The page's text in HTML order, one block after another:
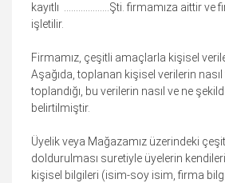
kayıtlı ……………….Şti. firmamıza aittir ve
işletilir.
Firmamız, çeşitli amaçlarla kişisel
Aşağıda, toplanan kişisel verilerin
toplandığı, bu verilerin nasıl ve ne
belirtilmiştir.
Üyelik veya Mağazamız üzerindeki
doldurulması suretiyle üyelerin
kişisel bilgileri (isim-soy isim, firma